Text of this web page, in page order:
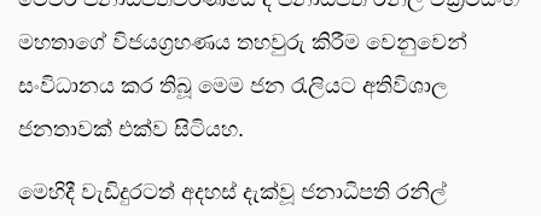
මහතාගේ විජයග්‍රහණය තහවුරු කිරීම වෙනුවෙන්
සංවිධානය කර තිබූ මෙම ජන රැලියට අතිවිශාල
ජනතාවක් එක්ව සිටියහ.
මෙහිදී වැඩිදුරටත් අදහස් දැක්වූ ජනාධිපති රනිල්